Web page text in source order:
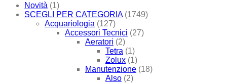
Novità (1)
SCEGLI PER CATEGORIA (1749)
Acquariologia (127)
Accessori Tecnici (27)
Aeratori (2)
Tetra (1)
Zolux (1)
Manutenzione (18)
Also (2)